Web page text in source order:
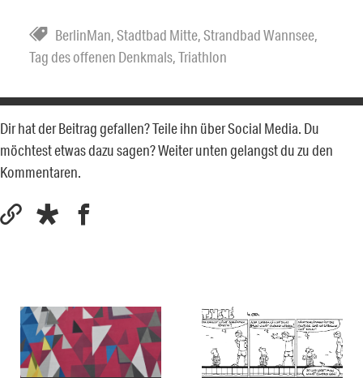
BerlinMan,Stadtbad Mitte,Strandbad Wannsee,
Tag des offenen Denkmals,Triathlon
Dir hat der Beitrag gefallen? Teile ihn über Social Media. Du
möchtest etwas dazu sagen? Weiter unten gelangst du zu den
Kommentaren.